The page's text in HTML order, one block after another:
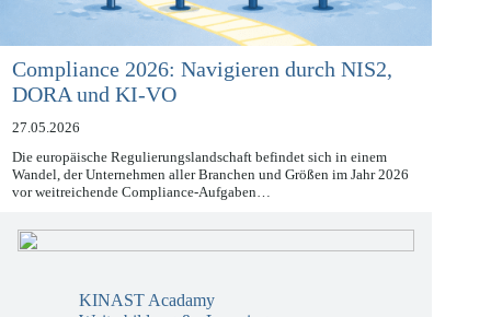
Compliance 2026: Navigieren durch NIS2,
DORA und KI-VO
27.05.2026
Die europäische Regulierungslandschaft befindet sich in einem
Wandel, der Unternehmen aller Branchen und Größen im Jahr 2026